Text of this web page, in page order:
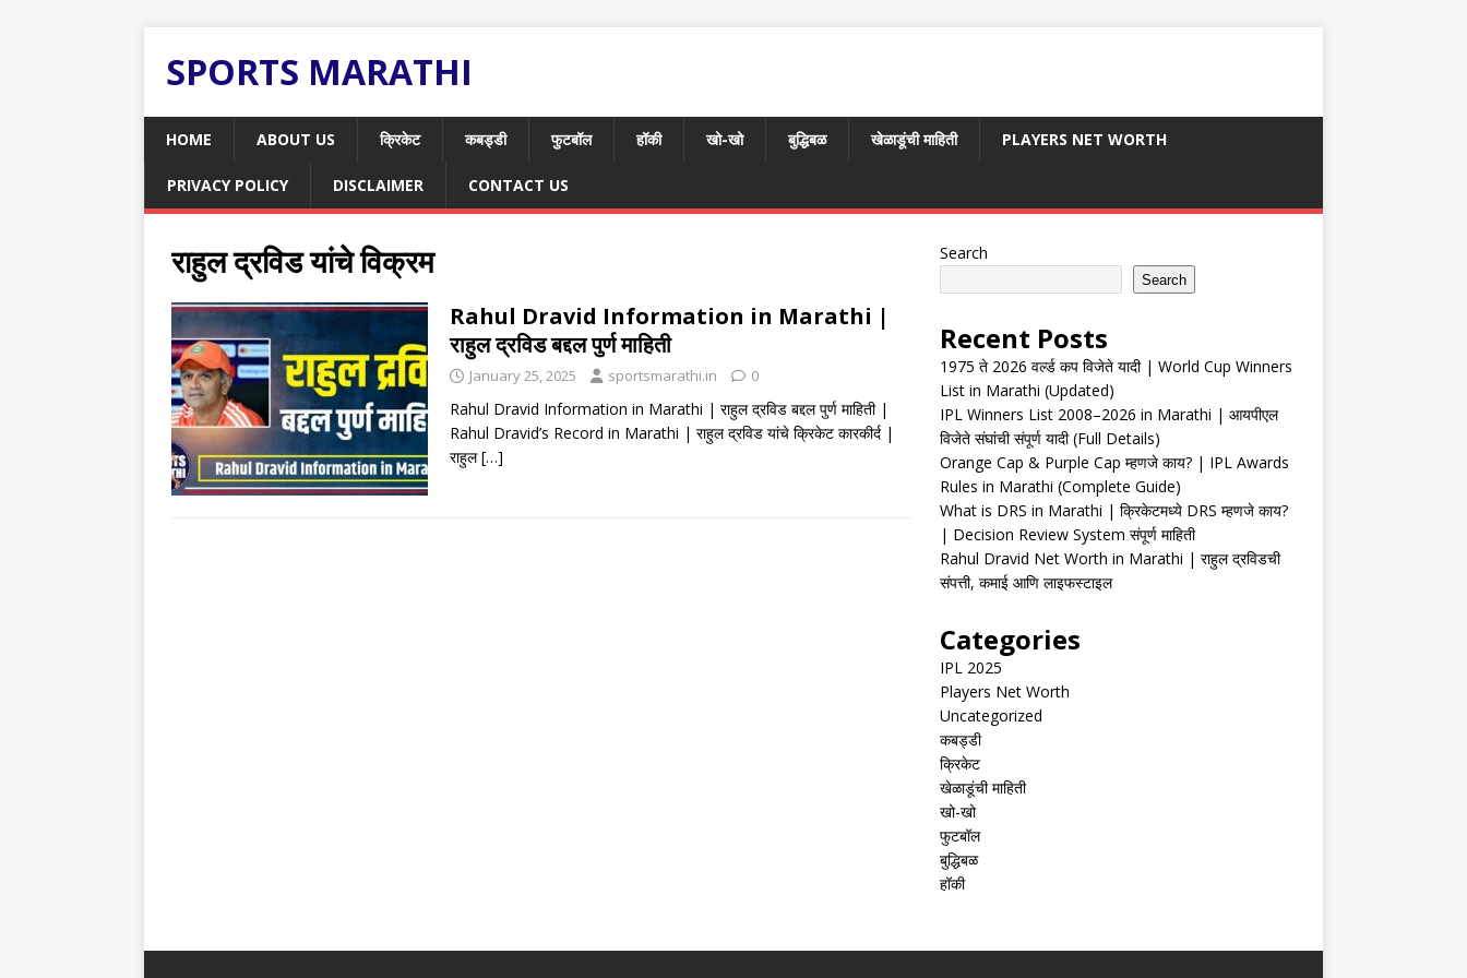
SPORTS MARATHI
HOME ABOUT US क्रिकेट कबड्डी फुटबॉल हॉकी खो-खो बुद्धिबळ खेळाडूंची माहिती PLAYERS NET WORTH
PRIVACY POLICY DISCLAIMER CONTACT US
राहुल द्रविड यांचे विक्रम
Rahul Dravid Information in Marathi |
राहुल द्रविड बद्दल पुर्ण माहिती
January 25, 2025 sportsmarathi.in 0
Rahul Dravid Information in Marathi | राहुल द्रविड बद्दल पुर्ण माहिती |
Rahul Dravid’s Record in Marathi | राहुल द्रविड यांचे क्रिकेट कारकीर्द |
राहुल[…]
Search
Search
Recent Posts
1975 ते 2026 वर्ल्ड कप विजेते यादी | World Cup Winners
List in Marathi (Updated)
IPL Winners List 2008–2026 in Marathi | आयपीएल
विजेते संघांची संपूर्ण यादी (Full Details)
Orange Cap & Purple Cap म्हणजे काय? | IPL Awards
Rules in Marathi (Complete Guide)
What is DRS in Marathi | क्रिकेटमध्ये DRS म्हणजे काय?
| Decision Review System संपूर्ण माहिती
Rahul Dravid Net Worth in Marathi | राहुल द्रविडची
संपत्ती, कमाई आणि लाइफस्टाइल
Categories
IPL 2025
Players Net Worth
Uncategorized
कबड्डी
क्रिकेट
खेळाडूंची माहिती
खो-खो
फुटबॉल
बुद्धिबळ
हॉकी